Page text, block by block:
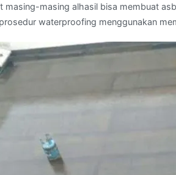
masing-masing alhasil bisa membuat
waterproofing menggunakan